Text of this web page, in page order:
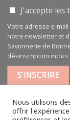
J'accepte les
Votre adresse e-
notre newsletter et
Savonnerie de
désinscription
Nous utilisons
offrir